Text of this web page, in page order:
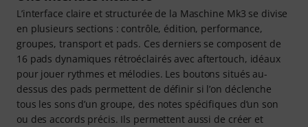
L’interface claire et structurée de la Maschine Mk3 se divise
en plusieurs sections : contrôle, édition, performance,
groupes, transport et pads. Ces derniers se composent de
16 pads dynamiques rétroéclairés avec aftertouch, idéaux
pour jouer rythmes et mélodies. Les boutons situés au-
dessus des pads permettent de définir si l’on déclenche
tous les sons d’un groupe, des notes spécifiques d’un son
ou des accords précis. Ils permettent aussi de créer et